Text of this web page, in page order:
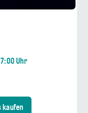
Uhr
kaufen